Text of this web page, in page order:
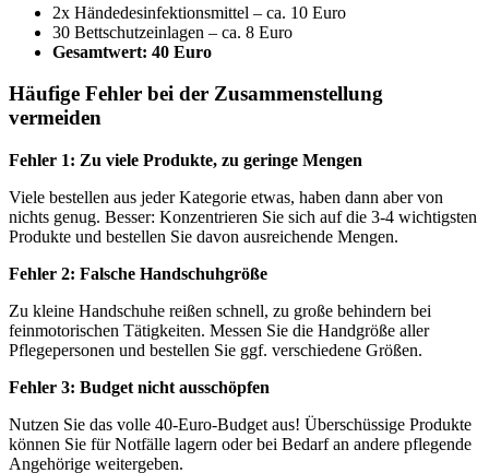
2x Händedesinfektionsmittel – ca. 10 Euro
30 Bettschutzeinlagen – ca. 8 Euro
Gesamtwert: 40 Euro
Häufige Fehler bei der Zusammenstellung
vermeiden
Fehler 1: Zu viele Produkte, zu geringe Mengen
Viele bestellen aus jeder Kategorie etwas, haben dann aber von
nichts genug. Besser: Konzentrieren Sie sich auf die 3-4 wichtigsten
Produkte und bestellen Sie davon ausreichende Mengen.
Fehler 2: Falsche Handschuhgröße
Zu kleine Handschuhe reißen schnell, zu große behindern bei
feinmotorischen Tätigkeiten. Messen Sie die Handgröße aller
Pflegepersonen und bestellen Sie ggf. verschiedene Größen.
Fehler 3: Budget nicht ausschöpfen
Nutzen Sie das volle 40-Euro-Budget aus! Überschüssige Produkte
können Sie für Notfälle lagern oder bei Bedarf an andere pflegende
Angehörige weitergeben.